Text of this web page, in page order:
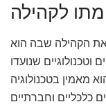
לקהילה
את הקהילה שבה הוא
וטכנולוגיים שנועדו
מאמין בטכנולוגיה